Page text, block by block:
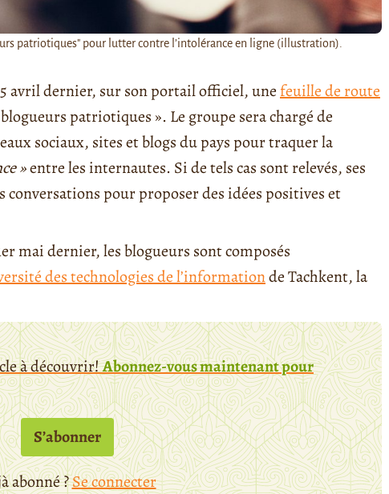
patriotiques" pour lutter contre l’intolérance en ligne (illustration).
avril dernier, sur son portail officiel, unefeuille de route
patriotiques ». Le groupe sera chargé de
sociaux, sites et blogs du pays pour traquer la
»entre les internautes. Si de tels cas sont relevés, ses
pour proposer des idées positives et
mai dernier, les blogueurs sont composés
des technologies de l’informationde Tachkent, la
à découvrir!Abonnez-vous maintenant pour
S’abonner
abonné ?Se connecter